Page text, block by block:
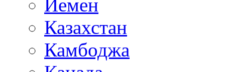
Йемен
Казахстан
Камбоджа